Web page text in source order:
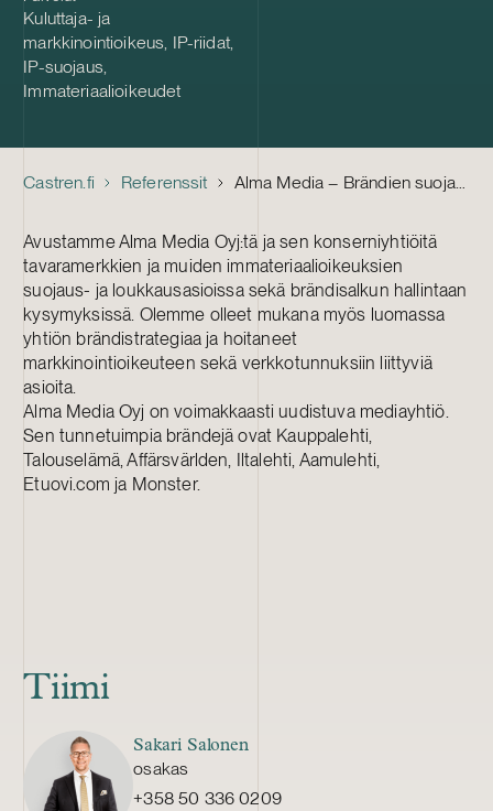
Kuluttaja- ja
markkinointioikeus, IP-riidat,
IP-suojaus,
Immateriaalioikeudet
Castren.fi Referenssit Alma Media – Brändien suojaus ja puolustaminen
Avustamme Alma Media Oyj:tä ja sen konserniyhtiöitä
tavaramerkkien ja muiden immateriaalioikeuksien
suojaus- ja loukkausasioissa sekä brändisalkun hallintaan
kysymyksissä. Olemme olleet mukana myös luomassa
yhtiön brändistrategiaa ja hoitaneet
markkinointioikeuteen sekä verkkotunnuksiin liittyviä
asioita.
Alma Media Oyj on voimakkaasti uudistuva mediayhtiö.
Sen tunnetuimpia brändejä ovat Kauppalehti,
Talouselämä, Affärsvärlden, Iltalehti, Aamulehti,
Etuovi.com ja Monster.
Tiimi
Sakari Salonen
osakas
+358 50 336 0209